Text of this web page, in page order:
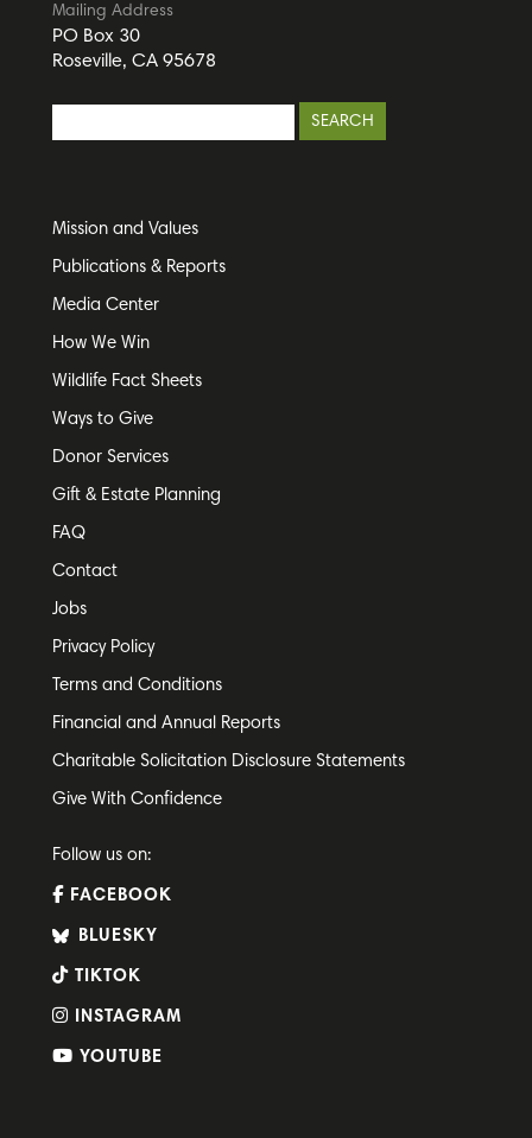
Mailing Address
PO Box 30
Roseville, CA 95678
Mission and Values
Publications & Reports
Media Center
How We Win
Wildlife Fact Sheets
Ways to Give
Donor Services
Gift & Estate Planning
FAQ
Contact
Jobs
Privacy Policy
Terms and Conditions
Financial and Annual Reports
Charitable Solicitation Disclosure Statements
Give With Confidence
Follow us on:
FACEBOOK
BLUESKY
TIKTOK
INSTAGRAM
YOUTUBE